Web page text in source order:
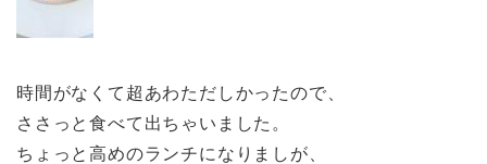
時間がなくて超あわただしかったので、
ささっと食べて出ちゃいました。
ちょっと高めのランチになりましが、